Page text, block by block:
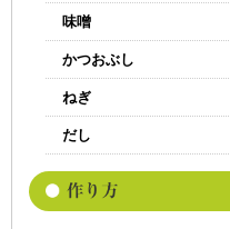
味噌
かつおぶし
ねぎ
だし